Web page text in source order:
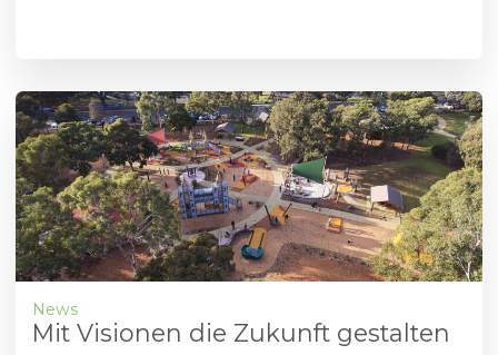
News
Mit Visionen die Zukunft gestalten